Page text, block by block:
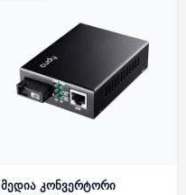
მედია კონვერტორი